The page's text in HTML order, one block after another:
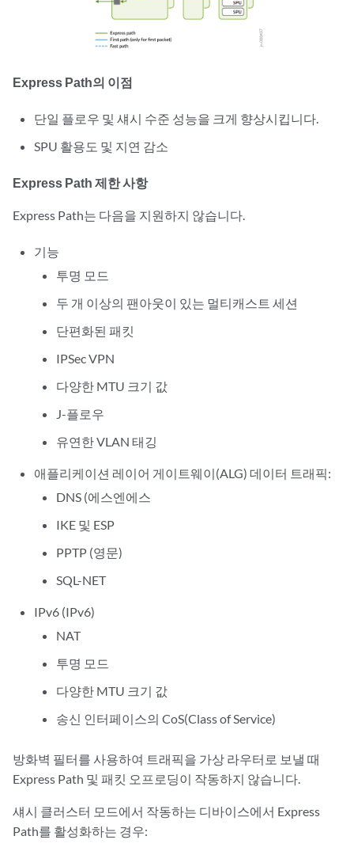
Express Path의 이점
단일 플로우 및 섀시 수준 성능을 크게 향상시킵니다.
SPU 활용도 및 지연 감소
Express Path 제한 사항
Express Path는 다음을 지원하지 않습니다.
기능
투명 모드
두 개 이상의 팬아웃이 있는 멀티캐스트 세션
단편화된 패킷
IPSec VPN
다양한 MTU 크기 값
J-플로우
유연한 VLAN 태깅
애플리케이션 레이어 게이트웨이(ALG) 데이터 트래픽:
DNS (에스엔에스
IKE 및 ESP
PPTP (영문)
SQL-NET
IPv6 (IPv6)
NAT
투명 모드
다양한 MTU 크기 값
송신 인터페이스의 CoS(Class of Service)
방화벽 필터를 사용하여 트래픽을 가상 라우터로 보낼 때
Express Path 및 패킷 오프로딩이 작동하지 않습니다.
섀시 클러스터 모드에서 작동하는 디바이스에서 Express
Path를 활성화하는 경우: